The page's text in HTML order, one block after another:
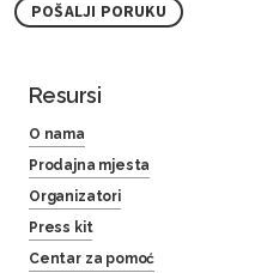
POŠALJI PORUKU
Resursi
O nama
Prodajna mjesta
Organizatori
Press kit
Centar za pomoć